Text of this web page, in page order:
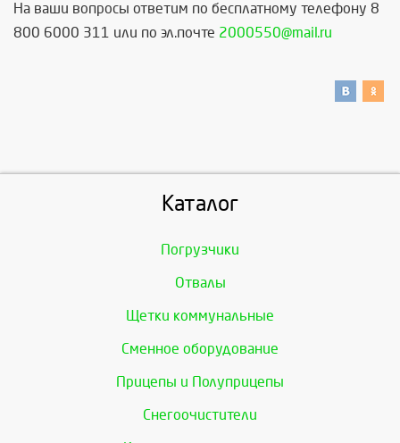
На ваши вопросы ответим по бесплатному телефону 8
800 6000 311 или по эл.почте 2000550@mail.ru
Каталог
Погрузчики
Отвалы
Щетки коммунальные
Сменное оборудование
Прицепы и Полуприцепы
Снегоочистители